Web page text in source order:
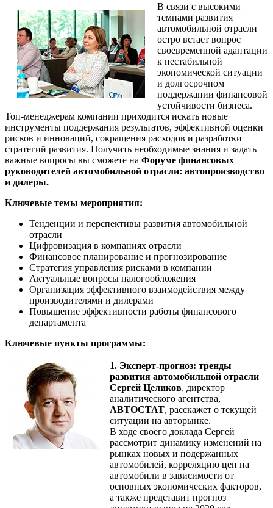
В связи с высокими
темпами развития
автомобильной отрасли
остро встает вопрос
своевременной адаптации
к нестабильной
экономической ситуации
и долгосрочном
поддержании финансовой
устойчивости бизнеса.
Топ-менеджерам компании приходится искать новые
инструменты поддержания результатов, эффективной оценки
рисков и инноваций, сокращения расходов и разработки
стратегий развития. Получить необходимые знания и задать
важные вопросы вы сможете на Форуме финансовых
руководителей автомобильной отрасли: автопроизводство
и дилеры.
Ключевые темы мероприятия:
Тенденции и перспективы развития автомобильной
отрасли
Цифровизация в компаниях отрасли
Финансовое планирование и прогнозирование
Стратегия управления рисками в компании
Актуальные вопросы налогообложения
Организация эффективного взаимодействия между
производителями и дилерами
Повышение эффективности работы финансового
департамента
Ключевые пункты программы:
1. Эксперт-прогноз: тренды
развития автомобильной отрасли
Сергей Целиков, директор
аналитического агентства,
АВТОСТАТ, расскажет о текущей
ситуации на авторынке.
В ходе своего доклада Сергей
рассмотрит динамику изменений на
рынках новых и подержанных
автомобилей, корреляцию цен на
автомобили в зависимости от
основных экономических факторов,
а также представит прогноз